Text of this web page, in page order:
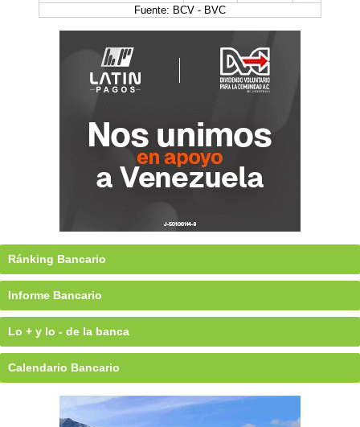
Fuente: BCV - BVC
Ránking Bancario
Informe Bancario
Lo + y lo - de la banca
Calendario Bancario